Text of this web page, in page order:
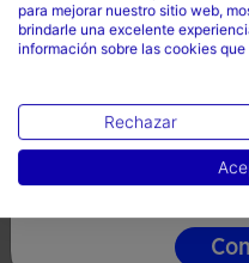
No limpiar en seco
Completa el look
para mejorar nuestro sitio web,
brindarle una excelente
información sobre las cookies
Rechazar